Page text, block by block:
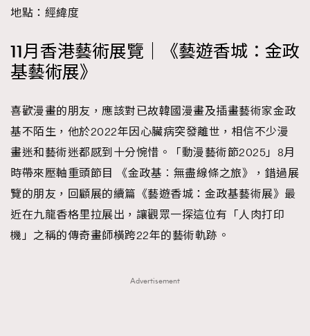
地點：經緯度
11月香港藝術展覽｜《藝遊香城：金政
基藝術展》
喜歡漫畫的朋友，應該對已故韓國漫畫及插畫藝術家金政
基不陌生，他於2022年因心臟病突發離世，相信不少漫
畫迷和藝術迷都感到十分惋惜。「動漫藝術節2025」8月
時帶來壓軸重頭節目 《金政基︰無盡線條之旅》，錯過展
覽的朋友，回顧展的續篇《藝遊香城：金政基藝術展》最
近在九龍香格里拉展出，讓觀眾一探這位有「人肉打印
機」之稱的傳奇畫師橫跨22年的藝術軌跡。
Advertisement